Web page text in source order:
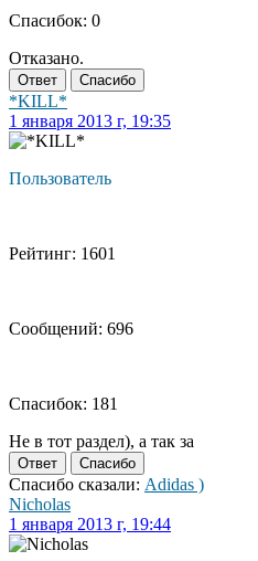
Спасибок: 0
Отказано.
Ответ Спасибо
*KILL*
1 января 2013 г, 19:35
Пользователь
Рейтинг: 1601
Сообщений: 696
Спасибок: 181
Не в тот раздел), а так за
Ответ Спасибо
Спасибо сказали: Adidas )
Nicholas
1 января 2013 г, 19:44